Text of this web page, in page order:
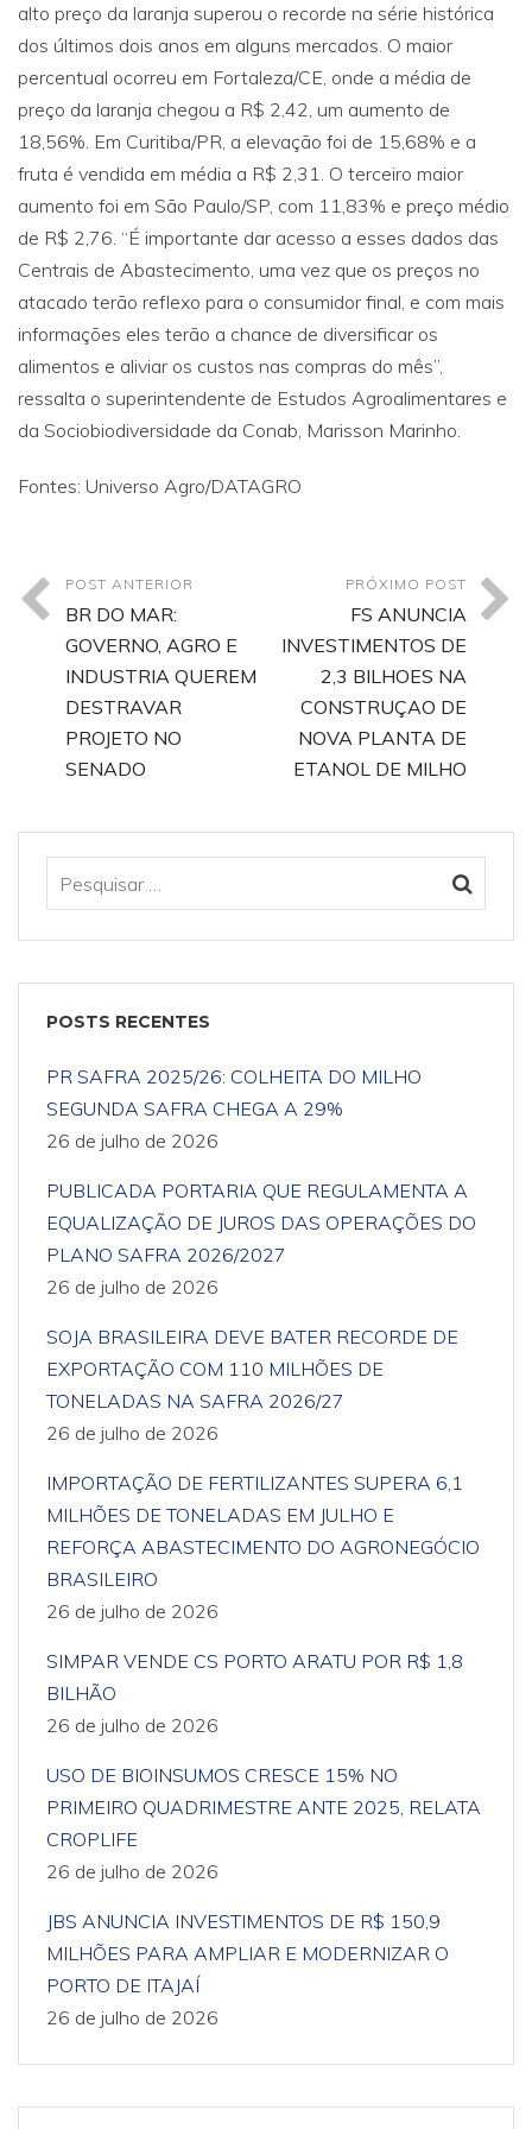
alto preço da laranja superou o recorde na série histórica
dos últimos dois anos em alguns mercados. O maior
percentual ocorreu em Fortaleza/CE, onde a média de
preço da laranja chegou a R$ 2,42, um aumento de
18,56%. Em Curitiba/PR, a elevação foi de 15,68% e a
fruta é vendida em média a R$ 2,31. O terceiro maior
aumento foi em São Paulo/SP, com 11,83% e preço médio
de R$ 2,76. “É importante dar acesso a esses dados das
Centrais de Abastecimento, uma vez que os preços no
atacado terão reflexo para o consumidor final, e com mais
informações eles terão a chance de diversificar os
alimentos e aliviar os custos nas compras do mês”,
ressalta o superintendente de Estudos Agroalimentares e
da Sociobiodiversidade da Conab, Marisson Marinho.
Fontes: Universo Agro/DATAGRO
POST ANTERIOR
BR DO MAR:
GOVERNO, AGRO E
INDUSTRIA QUEREM
DESTRAVAR
PROJETO NO
SENADO
PRÓXIMO POST
FS ANUNCIA
INVESTIMENTOS DE
2,3 BILHOES NA
CONSTRUÇAO DE
NOVA PLANTA DE
ETANOL DE MILHO
POSTS RECENTES
PR SAFRA 2025/26: COLHEITA DO MILHO
SEGUNDA SAFRA CHEGA A 29%
26 de julho de 2026
PUBLICADA PORTARIA QUE REGULAMENTA A
EQUALIZAÇÃO DE JUROS DAS OPERAÇÕES DO
PLANO SAFRA 2026/2027
26 de julho de 2026
SOJA BRASILEIRA DEVE BATER RECORDE DE
EXPORTAÇÃO COM 110 MILHÕES DE
TONELADAS NA SAFRA 2026/27
26 de julho de 2026
IMPORTAÇÃO DE FERTILIZANTES SUPERA 6,1
MILHÕES DE TONELADAS EM JULHO E
REFORÇA ABASTECIMENTO DO AGRONEGÓCIO
BRASILEIRO
26 de julho de 2026
SIMPAR VENDE CS PORTO ARATU POR R$ 1,8
BILHÃO
26 de julho de 2026
USO DE BIOINSUMOS CRESCE 15% NO
PRIMEIRO QUADRIMESTRE ANTE 2025, RELATA
CROPLIFE
26 de julho de 2026
JBS ANUNCIA INVESTIMENTOS DE R$ 150,9
MILHÕES PARA AMPLIAR E MODERNIZAR O
PORTO DE ITAJAÍ
26 de julho de 2026